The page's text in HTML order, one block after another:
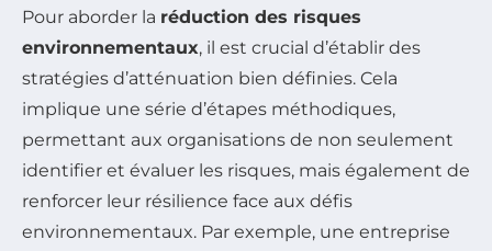
Pour aborder la réduction des risques
environnementaux, il est crucial d’établir des
stratégies d’atténuation bien définies. Cela
implique une série d’étapes méthodiques,
permettant aux organisations de non seulement
identifier et évaluer les risques, mais également de
renforcer leur résilience face aux défis
environnementaux. Par exemple, une entreprise